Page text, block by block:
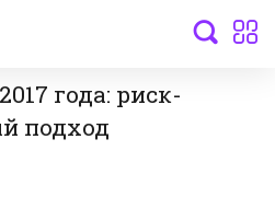
года: риск-
подход